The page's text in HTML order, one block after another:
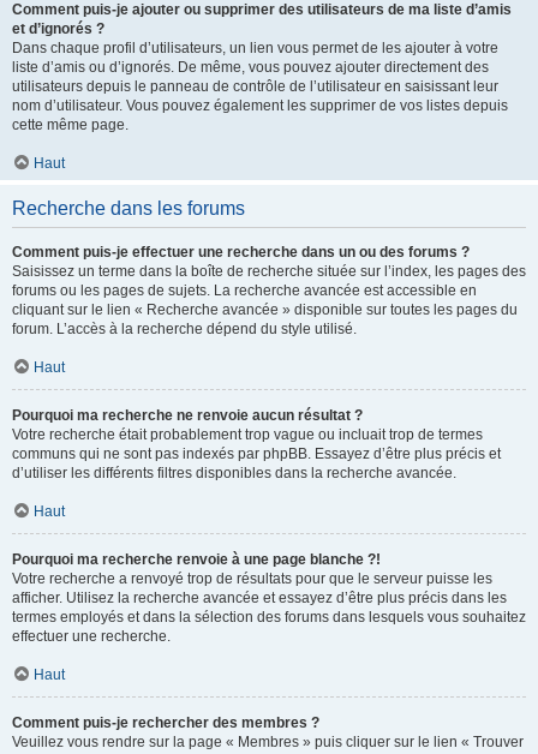
Comment puis-je ajouter ou supprimer des utilisateurs de ma liste d’amis
et d’ignorés ?
Dans chaque profil d’utilisateurs, un lien vous permet de les ajouter à votre
liste d’amis ou d’ignorés. De même, vous pouvez ajouter directement des
utilisateurs depuis le panneau de contrôle de l’utilisateur en saisissant leur
nom d’utilisateur. Vous pouvez également les supprimer de vos listes depuis
cette même page.
Haut
Recherche dans les forums
Comment puis-je effectuer une recherche dans un ou des forums ?
Saisissez un terme dans la boîte de recherche située sur l’index, les pages des
forums ou les pages de sujets. La recherche avancée est accessible en
cliquant sur le lien « Recherche avancée » disponible sur toutes les pages du
forum. L’accès à la recherche dépend du style utilisé.
Haut
Pourquoi ma recherche ne renvoie aucun résultat ?
Votre recherche était probablement trop vague ou incluait trop de termes
communs qui ne sont pas indexés par phpBB. Essayez d’être plus précis et
d’utiliser les différents filtres disponibles dans la recherche avancée.
Haut
Pourquoi ma recherche renvoie à une page blanche ?!
Votre recherche a renvoyé trop de résultats pour que le serveur puisse les
afficher. Utilisez la recherche avancée et essayez d’être plus précis dans les
termes employés et dans la sélection des forums dans lesquels vous souhaitez
effectuer une recherche.
Haut
Comment puis-je rechercher des membres ?
Veuillez vous rendre sur la page « Membres » puis cliquer sur le lien « Trouver